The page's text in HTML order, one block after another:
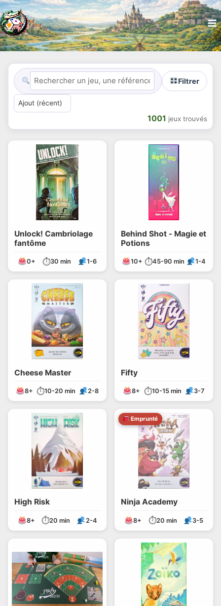
Filtrer
1001 jeux trouvés
Unlock! Cambriolage
fantôme
0+ ⏱30 min 1-6
Behind Shot - Magie et
Potions
10+ ⏱45-90 min 1-4
Cheese Master
8+ ⏱10-20 min 2-8
Fifty
8+ ⏱10-15 min 3-7
High Risk
8+ ⏱20 min 2-4
Emprunté
Ninja Academy
8+ ⏱20 min 3-5